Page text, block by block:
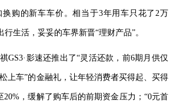
换购的新车车价。相当于3年用车只花了2万
生活，妥妥的车界新晋“理财产品”。
GS3·影速还推出了“灵活还款，前6期月供仅
上车”的金融礼，让年轻消费者买得起、买得
20%，缓解了购车后的前期资金压力；“0元首